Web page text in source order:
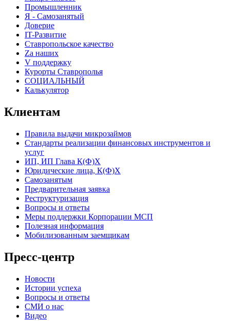
Промышленник
Я - Самозанятый
Доверие
IT-Развитие
Ставропольское качество
Za наших
V поддержку
Курорты Ставрополья
СОЦИАЛЬНЫЙ
Калькулятор
Клиентам
Правила выдачи микрозаймов
Стандарты реализации финансовых инструментов и
услуг
ИП, ИП Глава К(Ф)Х
Юридические лица, К(Ф)Х
Самозанятым
Предварительная заявка
Реструктуризация
Вопросы и ответы
Меры поддержки Корпорации МСП
Полезная информация
Мобилизованным заемщикам
Пресс-центр
Новости
Истории успеха
Вопросы и ответы
СМИ о нас
Видео